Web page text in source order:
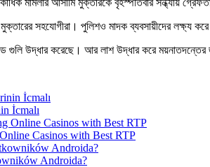
সহযোগীরা। পুলিশও মাদক ব্যবসায়ীদের লক্ষ্য
গুলি উদ্ধার করেছে। আর লাশ উদ্ধার করে
İcmalı
Casinos with Best RTP
Androida?